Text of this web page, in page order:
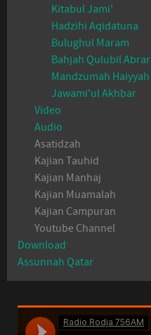
Kitabul Jami'
Hadzihi Aqidatuna
Bulughul Maram
Bahjah Qulubil Abrar
Mandzumah Haiyyah
Jawami'ul Akhbar
Video
Audio
Asatidzah
Kajian Tauhid
Kajian Manhaj
Kajian Muamalah
Kajian Campuran
Youtube Channel
Download
Assunnah Qatar